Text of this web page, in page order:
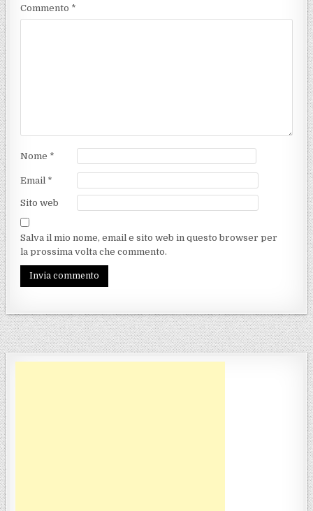
Commento *
Nome *
Email *
Sito web
Salva il mio nome, email e sito web in questo browser per
la prossima volta che commento.